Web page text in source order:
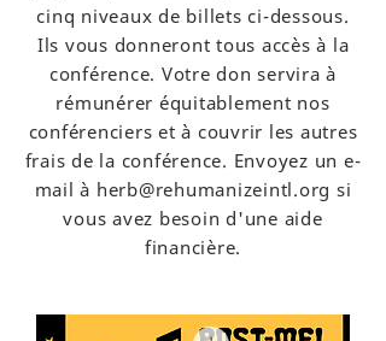
cinq niveaux de billets ci-dessous.
Ils vous donneront tous accès à la
conférence. Votre don servira à
rémunérer équitablement nos
conférenciers et à couvrir les autres
frais de la conférence. Envoyez un e-
mail à herb@rehumanizeintl.org si
vous avez besoin d'une aide
financière.